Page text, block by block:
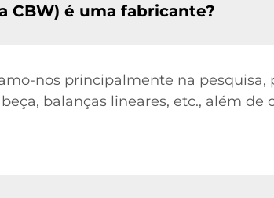
CBW) é uma fabricante?
nos principalmente na
balanças lineares, etc., além de